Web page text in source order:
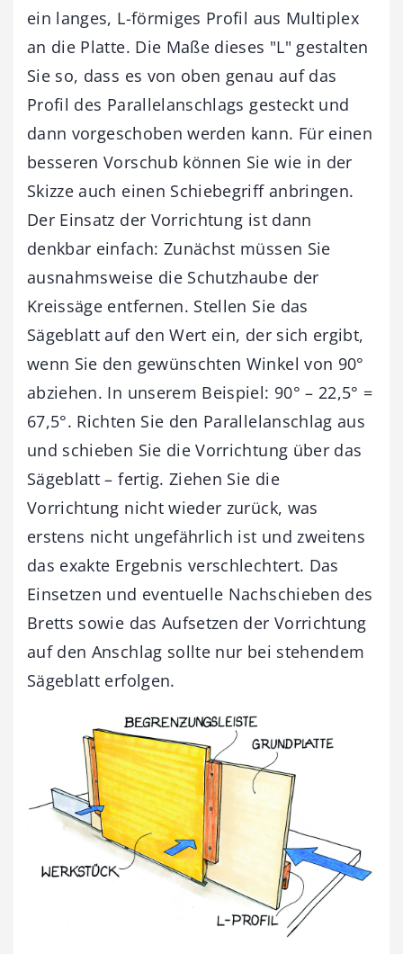
ein langes, L-förmiges Profil aus Multiplex
an die Platte. Die Maße dieses "L" gestalten
Sie so, dass es von oben genau auf das
Profil des Parallelanschlags gesteckt und
dann vorgeschoben werden kann. Für einen
besseren Vorschub können Sie wie in der
Skizze auch einen Schiebegriff anbringen.
Der Einsatz der Vorrichtung ist dann
denkbar einfach: Zunächst müssen Sie
ausnahmsweise die Schutzhaube der
Kreissäge entfernen. Stellen Sie das
Sägeblatt auf den Wert ein, der sich ergibt,
wenn Sie den gewünschten Winkel von 90°
abziehen. In unserem Beispiel: 90° – 22,5° =
67,5°. Richten Sie den Parallelanschlag aus
und schieben Sie die Vorrichtung über das
Sägeblatt – fertig. Ziehen Sie die
Vorrichtung nicht wieder zurück, was
erstens nicht ungefährlich ist und zweitens
das exakte Ergebnis verschlechtert. Das
Einsetzen und eventuelle Nachschieben des
Bretts sowie das Aufsetzen der Vorrichtung
auf den Anschlag sollte nur bei stehendem
Sägeblatt erfolgen.